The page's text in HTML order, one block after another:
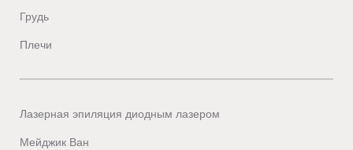
Грудь
Плечи
Лазерная эпиляция диодным лазером
Мейджик Ван